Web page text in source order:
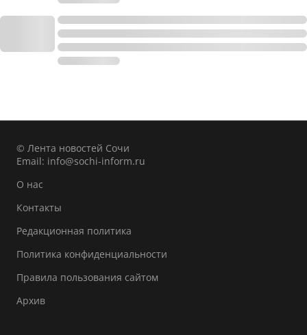
© Лента новостей Сочи
Email: info@sochi-inform.ru
О нас
Контакты
Редакционная политика
Политика конфиденциальности
Правила пользования сайтом
Архив